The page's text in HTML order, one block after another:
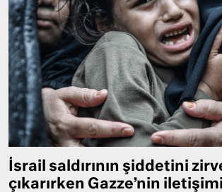
İsrail saldırının şiddetini
çıkarırken Gazze’nin